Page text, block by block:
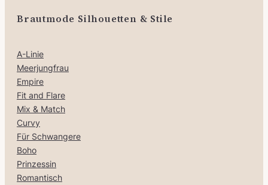
Brautmode Silhouetten & Stile
A-Linie
Meerjungfrau
Empire
Fit and Flare
Mix & Match
Curvy
Für Schwangere
Boho
Prinzessin
Romantisch